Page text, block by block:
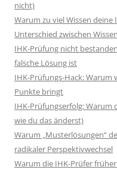
nicht)
Warum zu viel Wissen
Unterschied zwischen
IHK-Prüfung nicht
falsche Lösung ist
IHK-Prüfungs-Hack: Warum
Punkte bringt
IHK-Prüfungserfolg: Warum
wie du das änderst)
Warum „Musterlösungen“
radikaler Perspektivwechsel
Warum die IHK-Prüfer